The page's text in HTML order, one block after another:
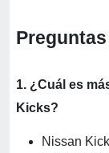
1. ¿Cuál es
Kicks?
Nissan